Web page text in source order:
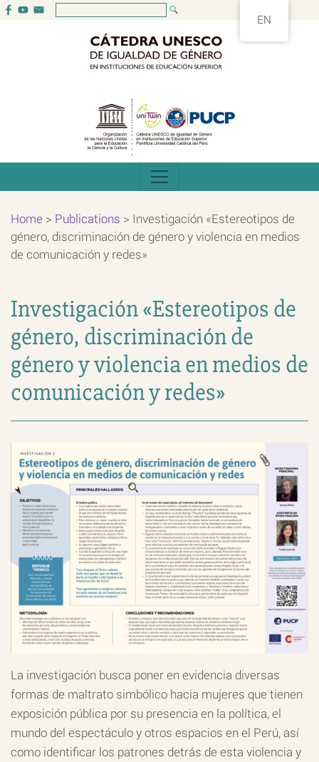
Home > Publications > Investigación «Estereotipos de
género, discriminación de género y violencia en medios
de comunicación y redes»
Investigación «Estereotipos de
género, discriminación de
género y violencia en medios de
comunicación y redes»
La investigación busca poner en evidencia diversas
formas de maltrato simbólico hacia mujeres que tienen
exposición pública por su presencia en la política, el
mundo del espectáculo y otros espacios en el Perú, así
como identificar los patrones detrás de esta violencia y
EN